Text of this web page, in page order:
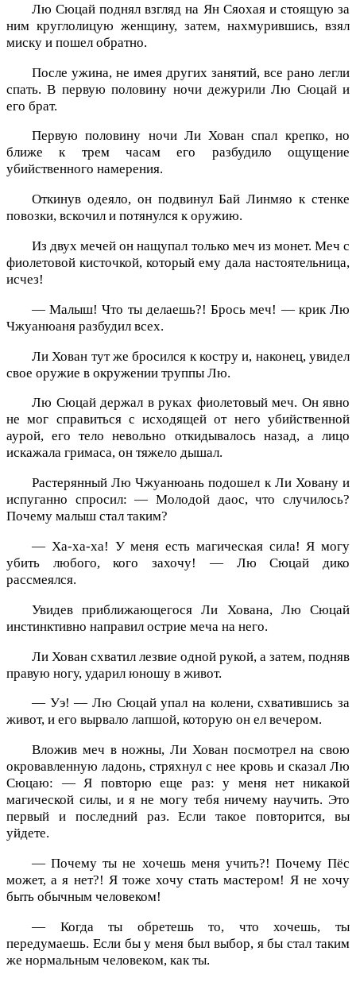
Лю Сюцай поднял взгляд на Ян Сяохая и стоящую за
ним круглолицую женщину, затем, нахмурившись, взял
миску и пошел обратно.
После ужина, не имея других занятий, все рано легли
спать. В первую половину ночи дежурили Лю Сюцай и
его брат.
Первую половину ночи Ли Хован спал крепко, но
ближе к трем часам его разбудило ощущение
убийственного намерения.
Откинув одеяло, он подвинул Бай Линмяо к стенке
повозки, вскочил и потянулся к оружию.
Из двух мечей он нащупал только меч из монет. Меч с
фиолетовой кисточкой, который ему дала настоятельница,
исчез!
— Малыш! Что ты делаешь?! Брось меч! — крик Лю
Чжуанюаня разбудил всех.
Ли Хован тут же бросился к костру и, наконец, увидел
свое оружие в окружении труппы Лю.
Лю Сюцай держал в руках фиолетовый меч. Он явно
не мог справиться с исходящей от него убийственной
аурой, его тело невольно откидывалось назад, а лицо
искажала гримаса, он тяжело дышал.
Растерянный Лю Чжуанюань подошел к Ли Ховану и
испуганно спросил: — Молодой даос, что случилось?
Почему малыш стал таким?
— Ха-ха-ха! У меня есть магическая сила! Я могу
убить любого, кого захочу! — Лю Сюцай дико
рассмеялся.
Увидев приближающегося Ли Хована, Лю Сюцай
инстинктивно направил острие меча на него.
Ли Хован схватил лезвие одной рукой, а затем, подняв
правую ногу, ударил юношу в живот.
— Уэ! — Лю Сюцай упал на колени, схватившись за
живот, и его вырвало лапшой, которую он ел вечером.
Вложив меч в ножны, Ли Хован посмотрел на свою
окровавленную ладонь, стряхнул с нее кровь и сказал Лю
Сюцаю: — Я повторю еще раз: у меня нет никакой
магической силы, и я не могу тебя ничему научить. Это
первый и последний раз. Если такое повторится, вы
уйдете.
— Почему ты не хочешь меня учить?! Почему Пёс
может, а я нет?! Я тоже хочу стать мастером! Я не хочу
быть обычным человеком!
— Когда ты обретешь то, что хочешь, ты
передумаешь. Если бы у меня был выбор, я бы стал таким
же нормальным человеком, как ты.